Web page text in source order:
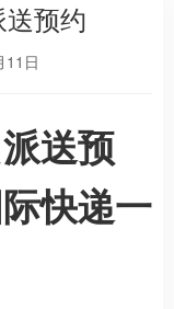
预约
11日
派送预
快递一